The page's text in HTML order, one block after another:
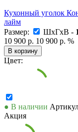
Кухонный уголок
лайм
Размер:
ШxГxВ -
10 900 р. 10 900 р. %
В корзину
Цвет:
● В наличии
Акция